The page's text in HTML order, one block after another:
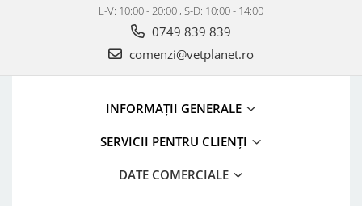
L-V: 10:00 - 20:00 , S-D: 10:00 - 14:00
0749 839 839
comenzi@vetplanet.ro
INFORMAȚII GENERALE
SERVICII PENTRU CLIENȚI
DATE COMERCIALE